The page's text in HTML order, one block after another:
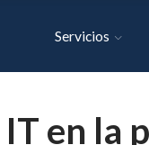
Servicios
en la